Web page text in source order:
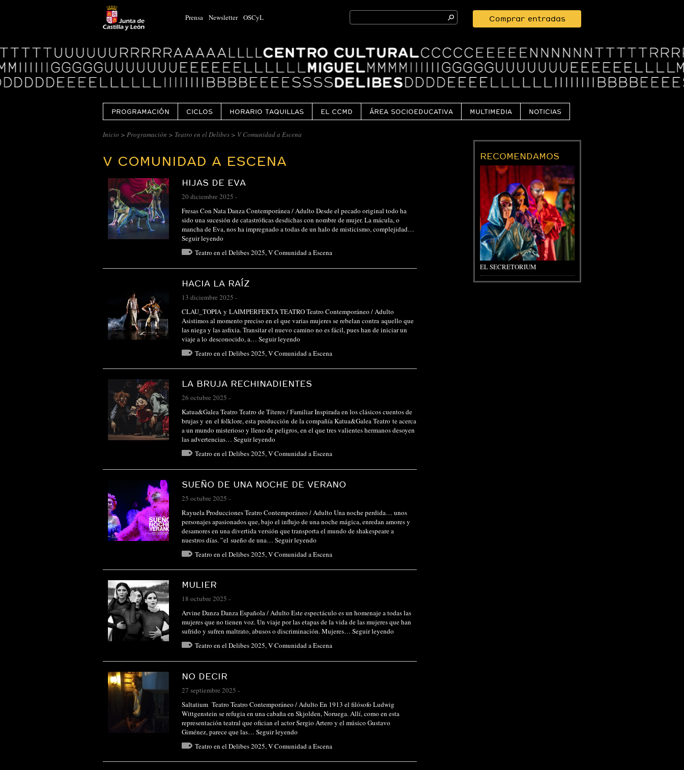
Prensa Newsletter OSCyL
Search
for:
Comprar entradas
Logo
Centro
Cultural
Miguel
Delibes
PROGRAMACIÓN CICLOS HORARIO TAQUILLAS EL CCMD ÁREA SOCIOEDUCATIVA MULTIMEDIA NOTICIAS
CENTRO
MIGUEL
DELIBES
::
ARCHIVO
Inicio > Programación > Teatro en el Delibes > V Comunidad a Escena
V COMUNIDAD A ESCENA
HIJAS DE EVA
20 diciembre 2025 -
Fresas Con Nata Danza Contemporánea / Adulto Desde el pecado original todo ha
sido una sucesión de catastróficas desdichas con nombre de mujer. La mácula, o
mancha de Eva, nos ha impregnado a todas de un halo de misticismo, complejidad…
Seguir leyendo
Teatro en el Delibes 2025,V Comunidad a Escena
HACIA LA RAÍZ
13 diciembre 2025 -
CLAU_TOPIA y LAIMPERFEKTA TEATRO Teatro Contemporáneo / Adulto
Asistimos al momento preciso en el que varias mujeres se rebelan contra aquello que
las niega y las asfixia. Transitar el nuevo camino no es fácil, pues han de iniciar un
viaje a lo desconocido, a… Seguir leyendo
Teatro en el Delibes 2025, V Comunidad a Escena
LA BRUJA RECHINADIENTES
26 octubre 2025 -
Katua&Galea Teatro Teatro de Títeres / Familiar Inspirada en los clásicos cuentos de
brujas y en el folklore, esta producción de la compañía Katua&Galea Teatro te acerca
a un mundo misterioso y lleno de peligros, en el que tres valientes hermanos desoyen
las advertencias… Seguir leyendo
Teatro en el Delibes 2025,V Comunidad a Escena
SUEÑO DE UNA NOCHE DE VERANO
25 octubre 2025 -
Rayuela Producciones Teatro Contemporáneo / Adulto Una noche perdida… unos
personajes apasionados que, bajo el influjo de una noche mágica, enredan amores y
desamores en una divertida versión que transporta el mundo de shakespeare a
nuestros días. ”el sueño de una… Seguir leyendo
Teatro en el Delibes 2025, V Comunidad a Escena
MULIER
18 octubre 2025 -
Arvine Danza Danza Española / Adulto Este espectáculo es un homenaje a todas las
mujeres que no tienen voz. Un viaje por las etapas de la vida de las mujeres que han
sufrido y sufren maltrato, abusos o discriminación. Mujeres… Seguir leyendo
Teatro en el Delibes 2025,V Comunidad a Escena
NO DECIR
27 septiembre 2025 -
Saltatium Teatro Teatro Contemporáneo / Adulto En 1913 el filósofo Ludwig
Wittgenstein se refugia en una cabaña en Skjolden, Noruega. Allí, como en esta
representación teatral que ofician el actor Sergio Artero y el músico Gustavo
Giménez, parece que las… Seguir leyendo
Teatro en el Delibes 2025, V Comunidad a Escena
RECOMENDAMOS
EL SECRETORIUM